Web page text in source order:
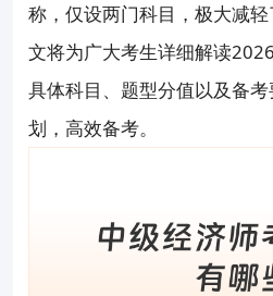
称，仅设两门科目，极大减
文将为广大考生详细解读
具体科目、题型分值以及备
划，高效备考。